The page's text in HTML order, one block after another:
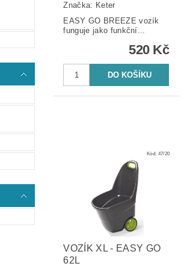
Značka: Keter
EASY GO BREEZE vozík
funguje jako funkční...
520 Kč
Kód: 47/20
VOZÍK XL - EASY GO
62L